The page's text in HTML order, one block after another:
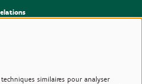
similaires pour analyser